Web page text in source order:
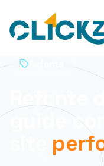
Refonte
guide